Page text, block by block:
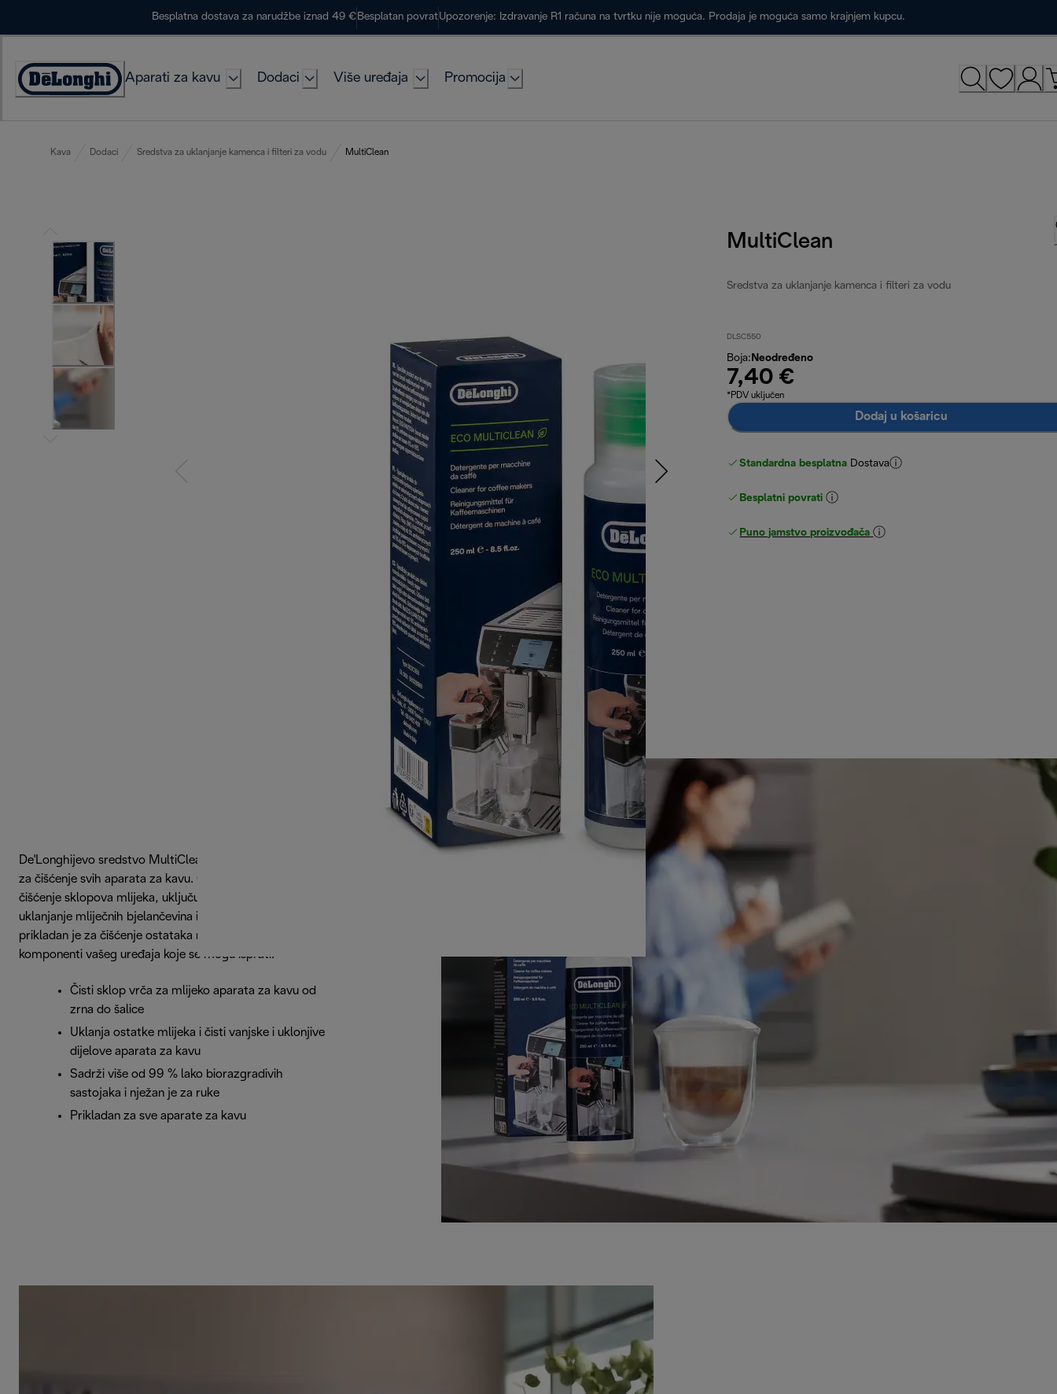
Besplatna dostava za narudžbe iznad 49 € Besplatan povratUpozorenje: Izdravanje R1 računa na tvrtku nije moguća. Prodaja je moguća samo krajnjem kupcu.
Accessibility
Aparati za kavu Dodaci Više uređaja Promocija
Kava Dodaci Sredstva za uklanjanje kamenca i filteri za vodu MultiClean
MultiClean
Sredstva za uklanjanje kamenca i filteri za vodu
DLSC550
Boja: Neodređeno
7,40 €
*PDV uključen
Dodaj u košaricu
Standardna besplatna Dostava
Besplatni povrati
Puno jamstvo proizvođača
De'Longhijevo sredstvo MultiClean učinkovito je rješenje
za čišćenje svih aparata za kavu. Osmišljeno je za dubinsko
čišćenje sklopova mlijeka, uključujući vrč i parni štapić, za
uklanjanje mliječnih bjelančevina i masti. Osim toga,
prikladan je za čišćenje ostataka mlijeka iz svih uklonjivih
komponenti vašeg uređaja koje se mogu isprati.
Čisti sklop vrča za mlijeko aparata za kavu od
zrna do šalice
Uklanja ostatke mlijeka i čisti vanjske i uklonjive
dijelove aparata za kavu
Sadrži više od 99 % lako biorazgradivih
sastojaka i nježan je za ruke
Prikladan za sve aparate za kavu